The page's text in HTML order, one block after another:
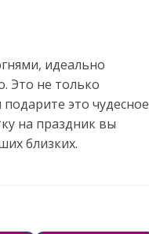
идеально
Это не только
это чудесное
на праздник вы
близких.